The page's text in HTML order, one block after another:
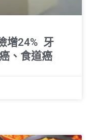
增24% 牙
、食道癌